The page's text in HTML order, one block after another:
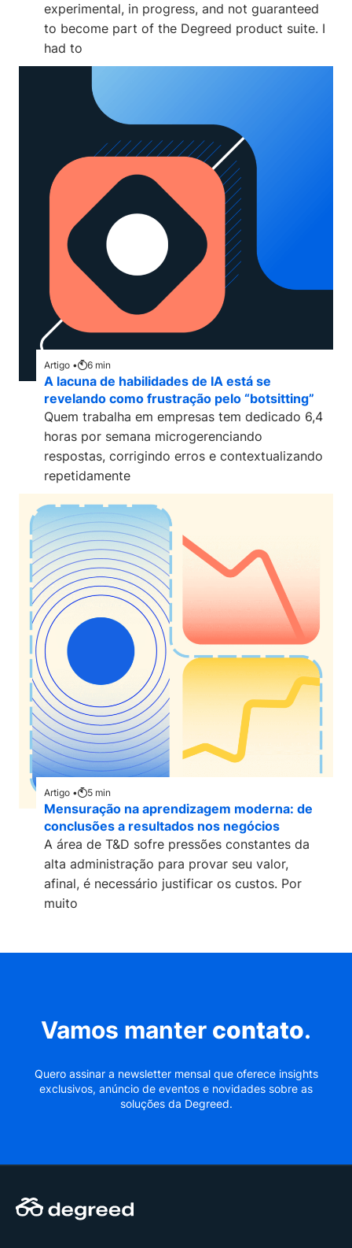
experimental, in progress, and not guaranteed
to become part of the Degreed product suite. I
had to
Artigo • 6 min
A lacuna de habilidades de IA está se
revelando como frustração pelo “botsitting”
Quem trabalha em empresas tem dedicado 6,4
horas por semana microgerenciando
respostas, corrigindo erros e contextualizando
repetidamente
Artigo • 5 min
Mensuração na aprendizagem moderna: de
conclusões a resultados nos negócios
A área de T&D sofre pressões constantes da
alta administração para provar seu valor,
afinal, é necessário justificar os custos. Por
muito
Vamos manter contato.
Quero assinar a newsletter mensal que oferece insights
exclusivos, anúncio de eventos e novidades sobre as
soluções da Degreed.